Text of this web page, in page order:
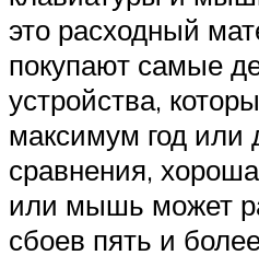
это расходный
покупают самые
устройства,
максимум год или
сравнения,
или мышь может
сбоев пять и